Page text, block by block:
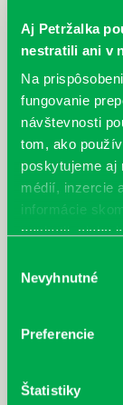
Aj Petržalka
nestratili ani v
Na
fungovanie
návštevnosti
tom, ako
poskytujeme aj
médií, inzercie
informácie
poskytli, alebo
súhlasu
Nevyhnutné
Preferencie
Štatistiky
cyklistu modernej